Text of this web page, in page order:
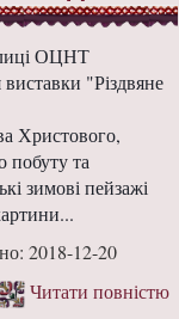
ОЦНТ
виставки "Різдвяне
Христового,
побуту та
зимові пейзажі
2018-12-20
Читати повністю